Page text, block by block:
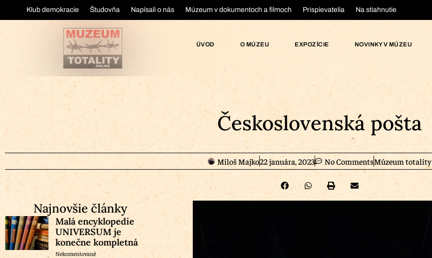
Klub demokracie Študovňa Napísali o nás Múzeum v dokumentoch a filmoch Prispievatelia Na stiahnutie
ÚVOD O MÚZEU EXPOZÍCIE NOVINKY V MÚZEU
Československá pošta
Miloš Majko22 januára, 2023 No CommentsMúzeum totality
Najnovšie články
Malá encyklopedie
UNIVERSUM je
konečne kompletná
Nekomentované